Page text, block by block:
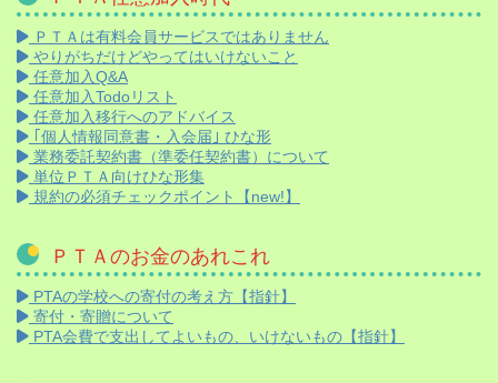
ＰＴＡは有料会員サービスではありません
やりがちだけどやってはいけないこと
任意加入Q&A
任意加入Todoリスト
任意加入移行へのアドバイス
｢個人情報同意書・入会届｣ ひな形
業務委託契約書（準委任契約書）について
単位ＰＴＡ向けひな形集
規約の必須チェックポイント【new!】
ＰＴＡのお金のあれこれ
PTAの学校への寄付の考え方【指針】
寄付・寄贈について
PTA会費で支出してよいもの、いけないもの【指針】